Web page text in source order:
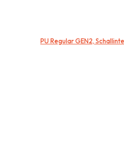
PU Regular GEN2,